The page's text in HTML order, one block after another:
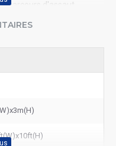
parcours d'assaut